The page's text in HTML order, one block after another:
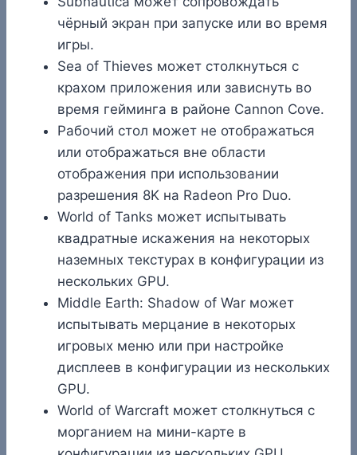
чёрный экран при запуске или во время
игры.
Sea of Thieves может столкнуться с
крахом приложения или зависнуть во
время гейминга в районе Cannon Cove.
Рабочий стол может не отображаться
или отображаться вне области
отображения при использовании
разрешения 8K на Radeon Pro Duo.
World of Tanks может испытывать
квадратные искажения на некоторых
наземных текстурах в конфигурации из
нескольких GPU.
Middle Earth: Shadow of War может
испытывать мерцание в некоторых
игровых меню или при настройке
дисплеев в конфигурации из нескольких
GPU.
World of Warcraft может столкнуться с
морганием на мини-карте в